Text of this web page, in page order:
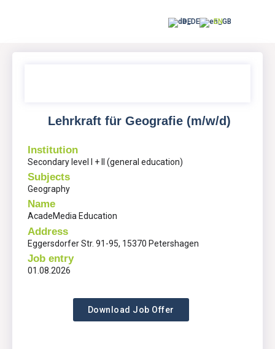
DE EN
Lehrkraft für Geografie (m/w/d)
Institution
Secondary level I + II (general education)
Subjects
Geography
Name
AcadeMedia Education
Address
Eggersdorfer Str. 91-95, 15370 Petershagen
Job entry
01.08.2026
Download Job Offer